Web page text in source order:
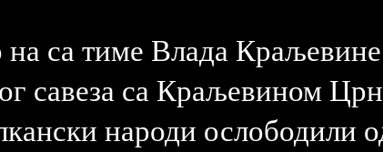
са тиме Влада
савеза са Краљевином
народи ослободили